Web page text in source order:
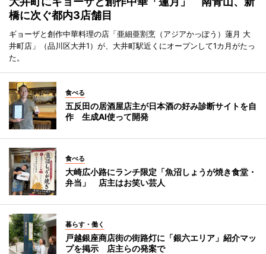
橋に次ぐ都内3店舗目
ギョーザと創作中華料理の店「亜細亜割烹（アジアかっぽう）蓮月 大
井町店」（品川区大井1）が、大井町駅近くにオープンして1カ月がたっ
た。
食べる
五反田の居酒屋店主が日本酒の好み診断サイトを自
作 生成AI使って開発
食べる
大崎広小路にランチ限定「魚沼しょうが焼き食堂・
弁当」 店主はお笑い芸人
暮らす・働く
戸越銀座商店街の街路灯に「銀六エリア」紹介マッ
プを掲示 店主らの発案で